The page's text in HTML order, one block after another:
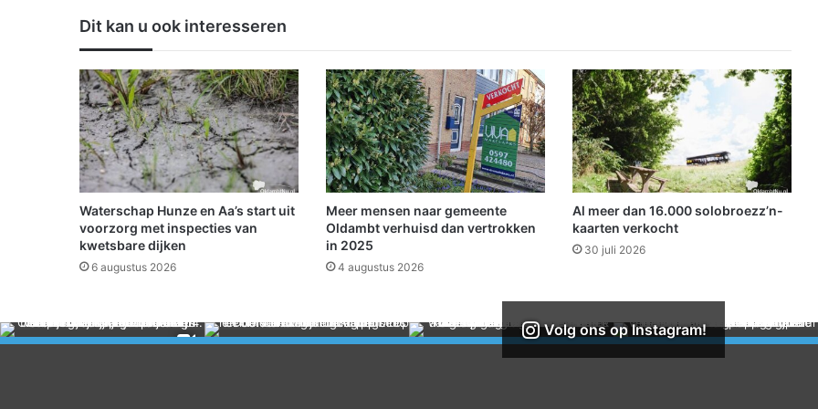
i
n
c
i
d
e
n
t
i
n
W
i
n
h
o
b
u
s
v
e
r
v
o
r
n
Dit kan u ook interesseren
Waterschap Hunze en Aa’s start uit
voorzorg met inspecties van
kwetsbare dijken
6 augustus 2026
Meer mensen naar gemeente
Oldambt verhuisd dan vertrokken
in 2025
4 augustus 2026
Al meer dan 16.000 solobroezz’n-
kaarten verkocht
30 juli 2026
Volg ons op Instagram!